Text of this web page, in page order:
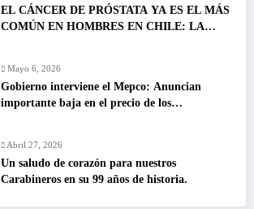
EL CÁNCER DE PRÓSTATA YA ES EL MÁS
COMÚN EN HOMBRES EN CHILE: LA
Mayo 6, 2026
Gobierno interviene el Mepco: Anuncian
importante baja en el precio de los
Abril 27, 2026
Un saludo de corazón para nuestros
Carabineros en su 99 años de historia.